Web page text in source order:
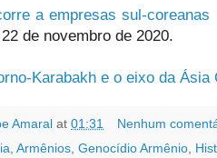
a empresas sul-
de novembro de 2020.
Karabakh e o eixo da Ásia
Amaral at 01:31
Nenhum
Armênios Genocídio Armênio